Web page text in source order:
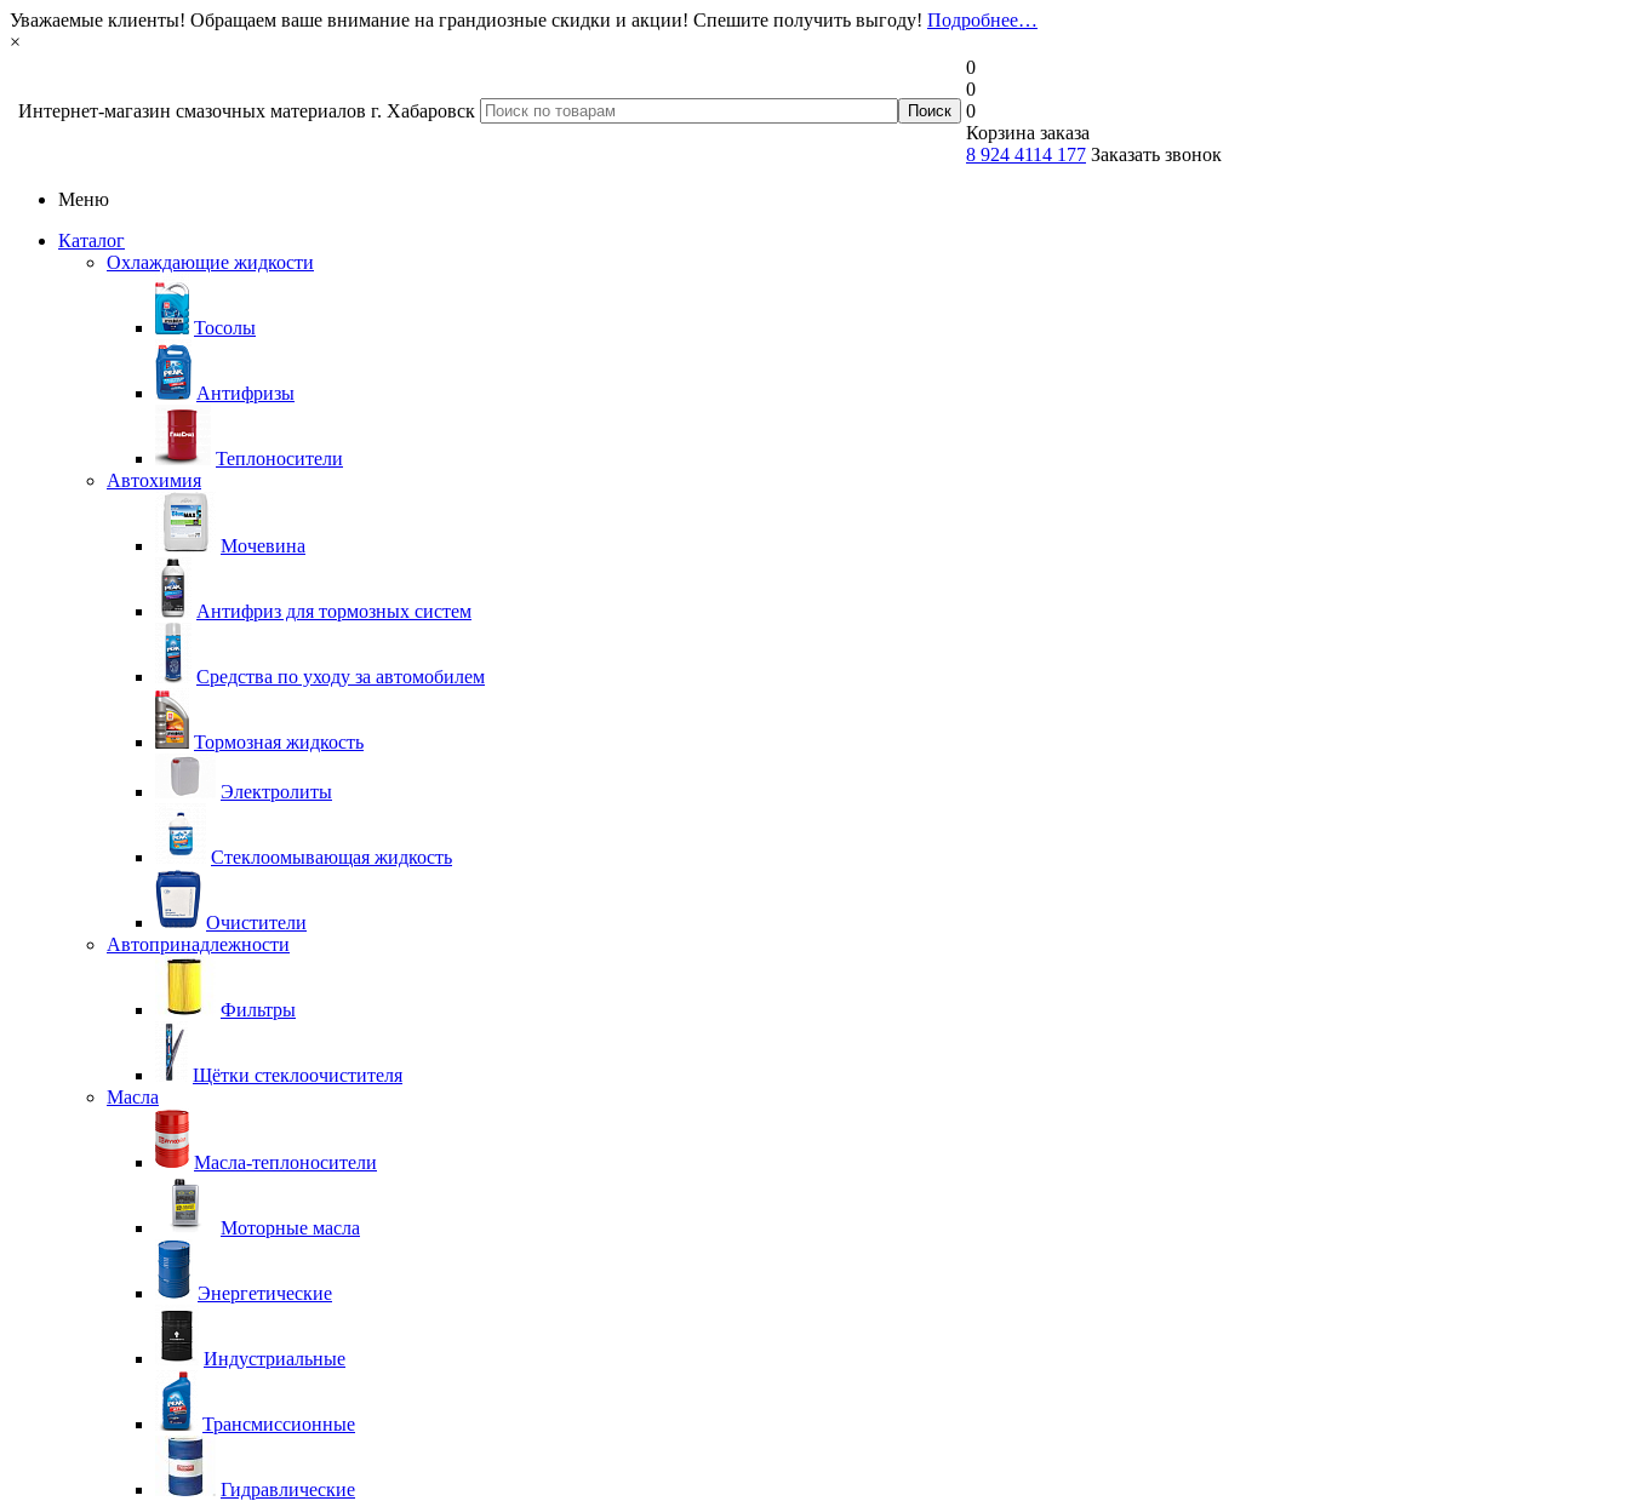
Уважаемые клиенты! Обращаем ваше внимание на грандиозные скидки и акции! Спешите получить выгоду! Подробнее…
×
Интернет-магазин смазочных материалов г. Хабаровск
0
0
0
Корзина заказа
8 924 4114 177 Заказать звонок
Меню
Каталог
Охлаждающие жидкости
Тосолы
Антифризы
Теплоносители
Автохимия
Мочевина
Антифриз для тормозных систем
Средства по уходу за автомобилем
Тормозная жидкость
Электролиты
Стеклоомывающая жидкость
Очистители
Автопринадлежности
Фильтры
Щётки стеклоочистителя
Масла
Масла-теплоносители
Моторные масла
Энергетические
Индустриальные
Трансмиссионные
Гидравлические